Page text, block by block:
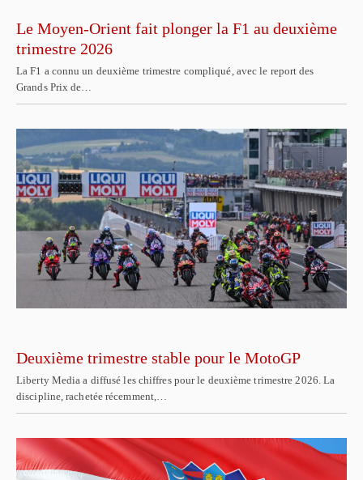
Le Moyen-Orient fait plonger la F1 au deuxième
trimestre 2026
La F1 a connu un deuxième trimestre compliqué, avec le report des
Grands Prix de…
Deuxième trimestre stable pour le MotoGP
Liberty Media a diffusé les chiffres pour le deuxième trimestre 2026. La
discipline, rachetée récemment,…